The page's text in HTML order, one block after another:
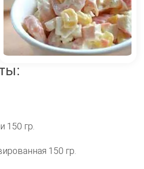
150 гр.
150 гр.